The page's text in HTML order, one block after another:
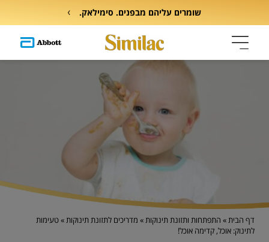
שומרים עליהם מבפנים. סימילאק.
דף הבית» התפתחות ותזונת תינוקות» מדריכים לתזונת תינוקות»טעימות
לתינוק: אוכל, קדימה אוכל!